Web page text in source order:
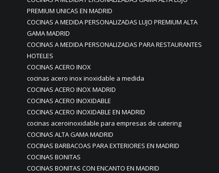
PREMIUM UNICAS EN MADRID
COCINAS A MEDIDA PERSONALIZADAS LUJO PREMIUM ALTA
GAMA MADRID
COCINAS A MEDIDA PERSONALIZADAS PARA RESTAURANTES
HOTELES
COCINAS ACERO INOX
cocinas acero inox inoxidable a medida
COCINAS ACERO INOX MADRID
COCINAS ACERO INOXIDABLE
COCINAS ACERO INOXIDABLE EN MADRID
cocinas aceroinoxidable para empresas de catering
COCINAS ALTA GAMA MADRID
COCINAS BARBACOAS PARA EXTERIORES EN MADRID
COCINAS BONITAS
COCINAS BONITAS CON ENCANTO EN MADRID